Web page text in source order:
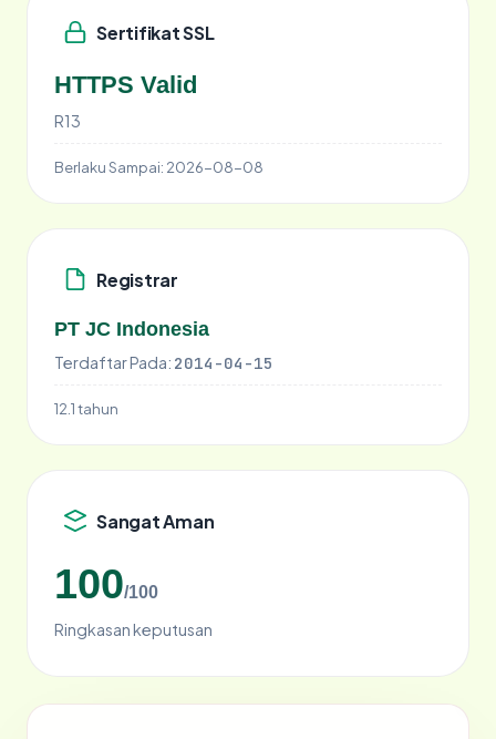
Sertifikat SSL
HTTPS Valid
R13
Berlaku Sampai: 2026-08-08
Registrar
PT JC Indonesia
Terdaftar Pada: 2014-04-15
12.1 tahun
Sangat Aman
100/100
Ringkasan keputusan